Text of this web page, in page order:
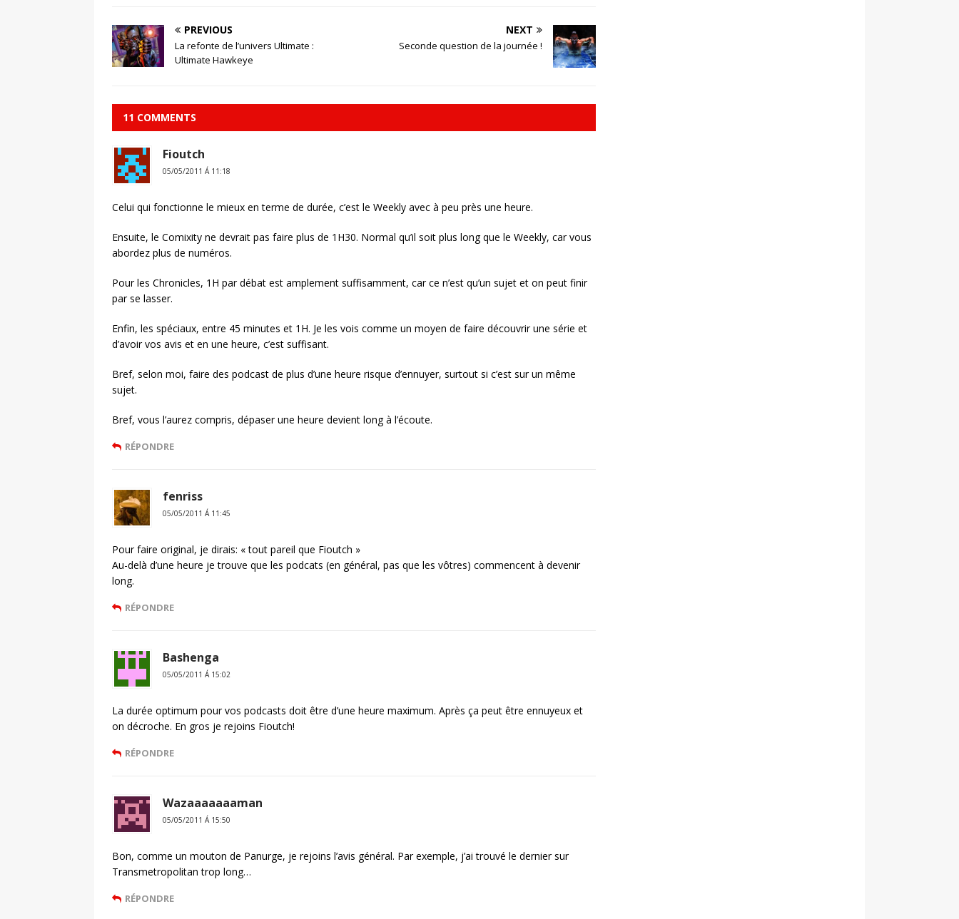
PREVIOUS
La refonte de l’univers Ultimate :
Ultimate Hawkeye
NEXT
Seconde question de la journée !
11 COMMENTS
Fioutch
05/05/2011 Á 11:18
Celui qui fonctionne le mieux en terme de durée, c’est le Weekly avec à peu près une heure.
Ensuite, le Comixity ne devrait pas faire plus de 1H30. Normal qu’il soit plus long que le Weekly, car vous
abordez plus de numéros.
Pour les Chronicles, 1H par débat est amplement suffisamment, car ce n’est qu’un sujet et on peut finir
par se lasser.
Enfin, les spéciaux, entre 45 minutes et 1H. Je les vois comme un moyen de faire découvrir une série et
d’avoir vos avis et en une heure, c’est suffisant.
Bref, selon moi, faire des podcast de plus d’une heure risque d’ennuyer, surtout si c’est sur un même
sujet.
Bref, vous l’aurez compris, dépaser une heure devient long à l’écoute.
RÉPONDRE
fenriss
05/05/2011 Á 11:45
Pour faire original, je dirais: « tout pareil que Fioutch »
Au-delà d’une heure je trouve que les podcats (en général, pas que les vôtres) commencent à devenir
long.
RÉPONDRE
Bashenga
05/05/2011 Á 15:02
La durée optimum pour vos podcasts doit être d’une heure maximum. Après ça peut être ennuyeux et
on décroche. En gros je rejoins Fioutch!
RÉPONDRE
Wazaaaaaaaman
05/05/2011 Á 15:50
Bon, comme un mouton de Panurge, je rejoins l’avis général. Par exemple, j’ai trouvé le dernier sur
Transmetropolitan trop long…
RÉPONDRE